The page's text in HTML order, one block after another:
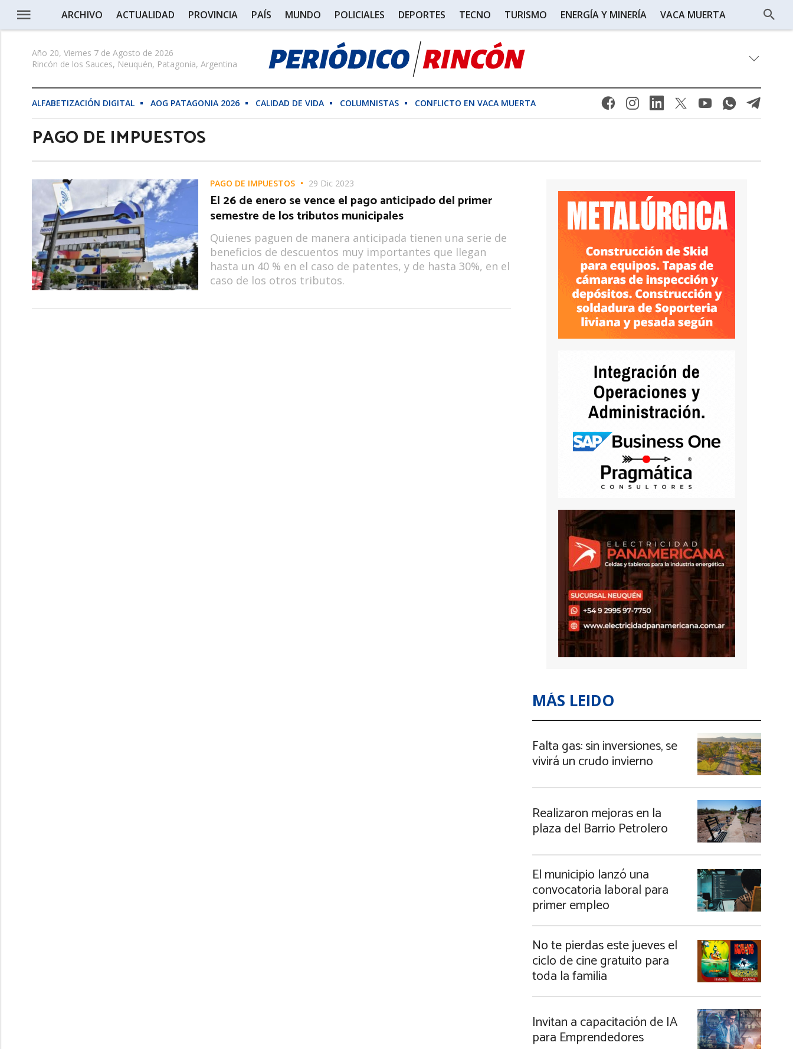
ARCHIVO ACTUALIDAD PROVINCIA PAÍS MUNDO POLICIALES DEPORTES TECNO TURISMO ENERGÍA Y MINERÍA VACA MUERTA
Año 20, Viernes 7 de Agosto de 2026
Rincón de los Sauces, Neuquén, Patagonia, Argentina
ALFABETIZACIÓN DIGITAL AOG PATAGONIA 2026 CALIDAD DE VIDA COLUMNISTAS CONFLICTO EN VACA MUERTA
PAGO DE IMPUESTOS
PAGO DE IMPUESTOS 29 Dic 2023
El 26 de enero se vence el pago anticipado del primer
semestre de los tributos municipales
Quienes paguen de manera anticipada tienen una serie de
beneficios de descuentos muy importantes que llegan
hasta un 40 % en el caso de patentes, y de hasta 30%, en el
caso de los otros tributos.
MÁS LEIDO
Falta gas: sin inversiones, se
vivirá un crudo invierno
Realizaron mejoras en la
plaza del Barrio Petrolero
El municipio lanzó una
convocatoria laboral para
primer empleo
No te pierdas este jueves el
ciclo de cine gratuito para
toda la familia
Invitan a capacitación de IA
para Emprendedores